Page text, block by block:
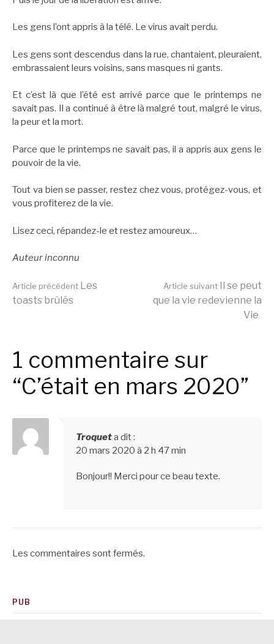
Les gens l’ont appris à la télé. Le virus avait perdu.
Les gens sont descendus dans la rue, chantaient, pleuraient,
embrassaient leurs voisins, sans masques ni gants.
Et c’est là que l’été est arrivé parce que le printemps ne
savait pas. Il a continué à être là malgré tout, malgré le virus,
la peur et la mort.
Parce que le printemps ne savait pas, il a appris aux gens le
pouvoir de la vie.
Tout va bien se passer, restez chez vous, protégez-vous, et
vous profiterez de la vie.
Lisez ceci, répandez-le et restez amoureux…
Auteur inconnu
Lire
suite
Article précédent Les
toasts brûlés
Article suivant Il se peut
que la vie redevienne la
Vie
1 commentaire sur
“C’était en mars 2020”
Troqueta dit :
20 mars 2020 à 2 h 47 min
Bonjour!! Merci pour ce beau texte.
Les commentaires sont fermés.
PUB